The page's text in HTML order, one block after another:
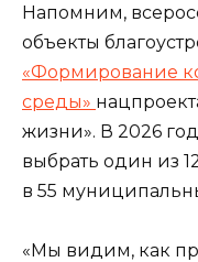
Напомним,
объекты
«Формирование
среды»
жизни». В 2026
выбрать один из
в 55
«Мы видим, как